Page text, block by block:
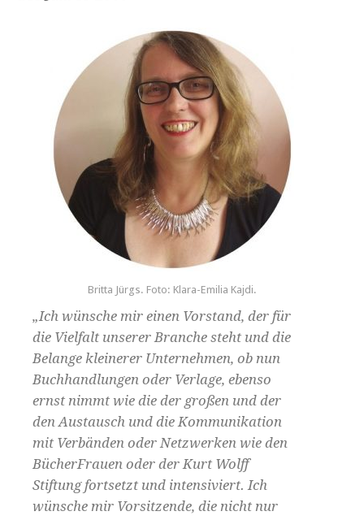
Britta Jürgs. Foto: Klara-Emilia Kajdi.
„Ich wünsche mir einen Vorstand, der für
die Vielfalt unserer Branche steht und die
Belange kleinerer Unternehmen, ob nun
Buchhandlungen oder Verlage, ebenso
ernst nimmt wie die der großen und der
den Austausch und die Kommunikation
mit Verbänden oder Netzwerken wie den
BücherFrauen oder der Kurt Wolff
Stiftung fortsetzt und intensiviert. Ich
wünsche mir Vorsitzende, die nicht nur